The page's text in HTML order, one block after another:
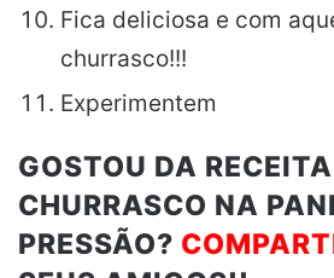
Fica deliciosa e com
churrasco!!!
Experimentem
GOSTOU DA
CHURRASCO NA
PRESSÃO?